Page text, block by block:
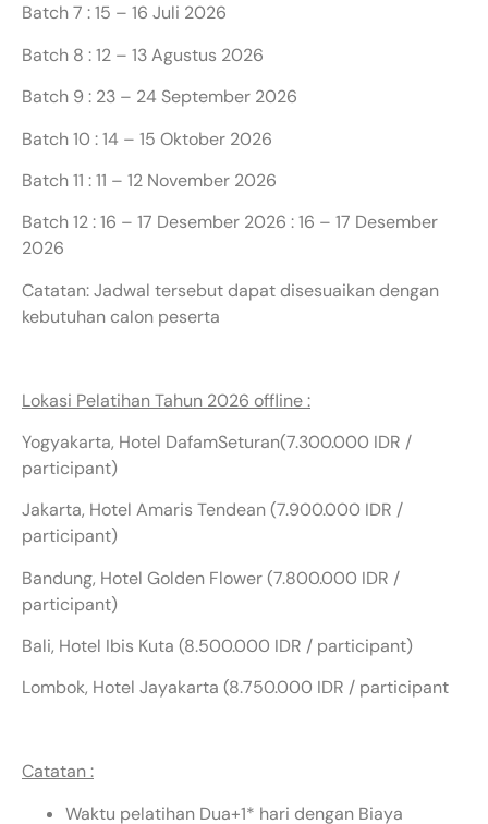
Batch 7 : 15 – 16 Juli 2026
Batch 8 : 12 – 13 Agustus 2026
Batch 9 : 23 – 24 September 2026
Batch 10 : 14 – 15 Oktober 2026
Batch 11 : 11 – 12 November 2026
Batch 12 : 16 – 17 Desember 2026 : 16 – 17 Desember
2026
Catatan: Jadwal tersebut dapat disesuaikan dengan
kebutuhan calon peserta
Lokasi Pelatihan Tahun 2026 offline :
Yogyakarta, Hotel DafamSeturan(7.300.000 IDR /
participant)
Jakarta, Hotel Amaris Tendean (7.900.000 IDR /
participant)
Bandung, Hotel Golden Flower (7.800.000 IDR /
participant)
Bali, Hotel Ibis Kuta (8.500.000 IDR / participant)
Lombok, Hotel Jayakarta (8.750.000 IDR / participant
Catatan :
Waktu pelatihan Dua+1* hari dengan Biaya